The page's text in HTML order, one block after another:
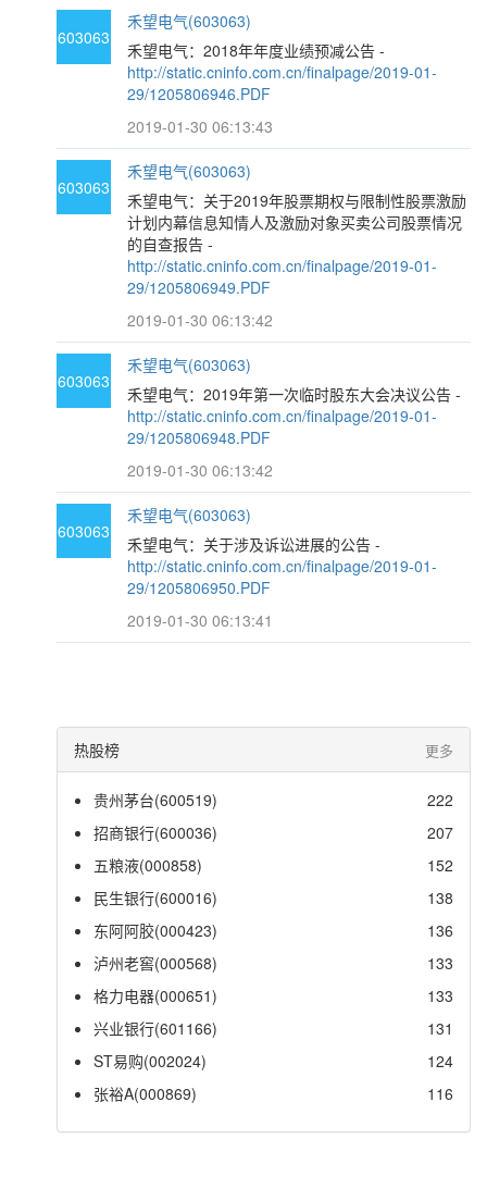
603063
禾望电气(603063)
禾望电气：2018年年度业绩预减公告 -
http://static.cninfo.com.cn/finalpage/2019-01-
29/1205806946.PDF
2019-01-30 06:13:43
603063
禾望电气(603063)
禾望电气：关于2019年股票期权与限制性股票激励
计划内幕信息知情人及激励对象买卖公司股票情况
的自查报告 -
http://static.cninfo.com.cn/finalpage/2019-01-
29/1205806949.PDF
2019-01-30 06:13:42
603063
禾望电气(603063)
禾望电气：2019年第一次临时股东大会决议公告 -
http://static.cninfo.com.cn/finalpage/2019-01-
29/1205806948.PDF
2019-01-30 06:13:42
603063
禾望电气(603063)
禾望电气：关于涉及诉讼进展的公告 -
http://static.cninfo.com.cn/finalpage/2019-01-
29/1205806950.PDF
2019-01-30 06:13:41
热股榜 更多
贵州茅台(600519)
222
招商银行(600036)
207
五粮液(000858)
152
民生银行(600016)
138
东阿阿胶(000423)
136
泸州老窖(000568)
133
格力电器(000651)
133
兴业银行(601166)
131
ST易购(002024)
124
张裕A(000869)
116